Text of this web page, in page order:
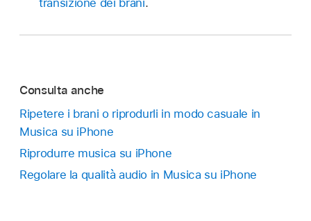
transizione dei brani.
Consulta anche
Ripetere i brani o riprodurli in modo casuale in
Musica su iPhone
Riprodurre musica su iPhone
Regolare la qualità audio in Musica su iPhone